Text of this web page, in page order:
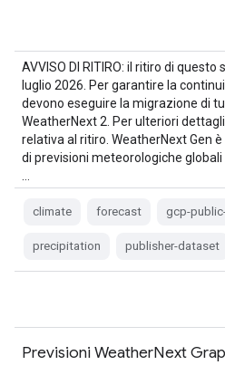
AVVISO DI RITIRO: il ritiro di
luglio 2026. Per garantire la
devono eseguire la migrazione di
WeatherNext 2. Per ulteriori
relativa al ritiro. WeatherNext Gen
di previsioni meteorologiche
climate forecast gcp-
precipitation publisher-dataset
Previsioni WeatherNext